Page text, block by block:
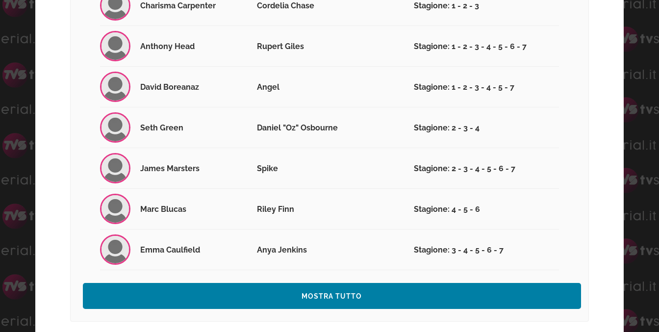
Charisma Carpenter Cordelia Chase Stagione: 1 - 2 - 3
Anthony Head Rupert Giles Stagione: 1 - 2 - 3 - 4 - 5 - 6 - 7
David Boreanaz Angel Stagione: 1 - 2 - 3 - 4 - 5 - 7
Seth Green Daniel "Oz" Osbourne Stagione: 2 - 3 - 4
James Marsters Spike Stagione: 2 - 3 - 4 - 5 - 6 - 7
Marc Blucas Riley Finn Stagione: 4 - 5 - 6
Emma Caulfield Anya Jenkins Stagione: 3 - 4 - 5 - 6 - 7
MOSTRA TUTTO